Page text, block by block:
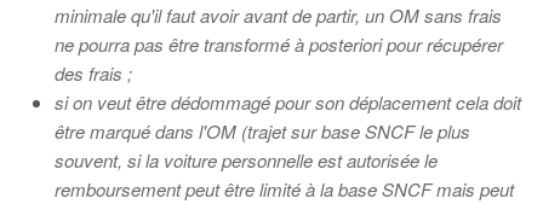
minimale qu'il faut avoir avant de partir, un OM sans frais
ne pourra pas être transformé à posteriori pour récupérer
des frais ;
si on veut être dédommagé pour son déplacement cela doit
être marqué dans l'OM (trajet sur base SNCF le plus
souvent, si la voiture personnelle est autorisée le
remboursement peut être limité à la base SNCF mais peut